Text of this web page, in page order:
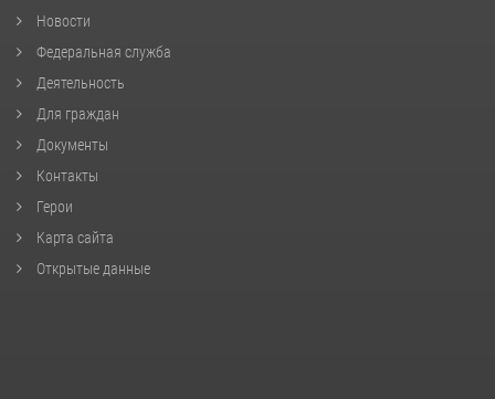
Новости
Федеральная служба
Деятельность
Для граждан
Документы
Контакты
Герои
Карта сайта
Открытые данные